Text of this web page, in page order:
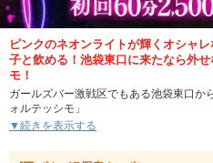
ピンクのネオンライトが輝くオシャ
子と飲める！池袋東口に来たなら外
モ！
ガールズバー激戦区でもある池袋東口か
ォルテッシモ」
場所は各線池袋東口から明治通り沿いに
フォルテッシモの店内は池袋エリアの中
▼続きを表示する